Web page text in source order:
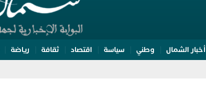
أخبار الشمال وطني سياسة اقتصاد ثقافة رياضة
وزيرة